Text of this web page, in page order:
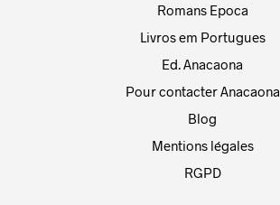
Romans Epoca
Livros em Portugues
Ed. Anacaona
Pour contacter Anacaona
Blog
Mentions légales
RGPD